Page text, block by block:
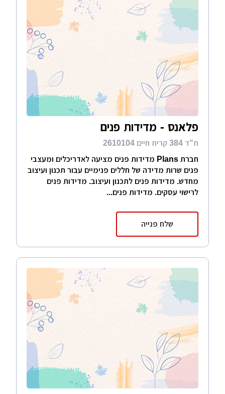
פלאנס - מדידות פנים
ת"ד 384 קרית חיים 2610104
חברת Plans מדידות פנים מציעה לאדריכלים ומעצבי
פנים שרות מדידה של חללים פנימיים עבור תכנון ועיצוב
מחדש. מדידות פנים לתכנון ועיצוב. מדידות פנים
לרישוי עסקים. מדידות פנים...
שלח פנייה